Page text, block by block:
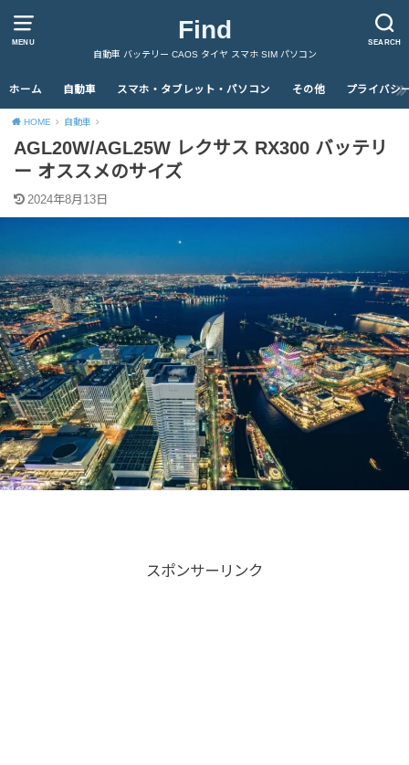
MENU SEARCH
Find
自動車 バッテリー CAOS タイヤ スマホ SIM パソコン
ホーム 自動車 スマホ・タブレット・パソコン その他 プライバシ
HOME 自動車
AGL20W/AGL25W レクサス RX300 バッテリ
ー オススメのサイズ
2024年8月13日
スポンサーリンク